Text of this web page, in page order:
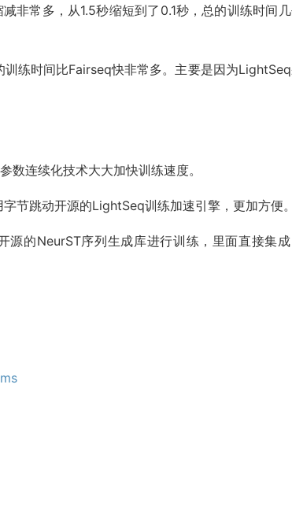
非常多，从1.5秒缩短到了0.1秒，总的训练时间
练时间比Fairseq快非常多。主要是因为
数连续化技术大大加快训练速度。
节跳动开源的LightSeq训练加速引擎，更加方便
的NeurST序列生成库进行训练，里面直接集